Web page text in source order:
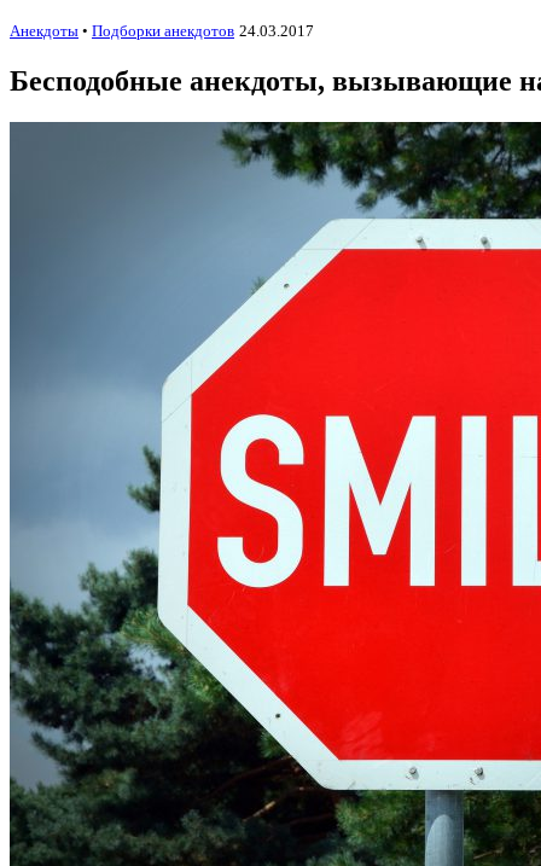
Анекдоты • Подборки анекдотов 24.03.2017
Бесподобные анекдоты, вызывающие